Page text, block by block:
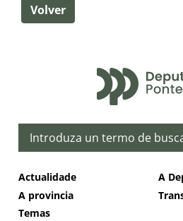
Volver
Buscar
Actualidade
A
A provincia
Temas